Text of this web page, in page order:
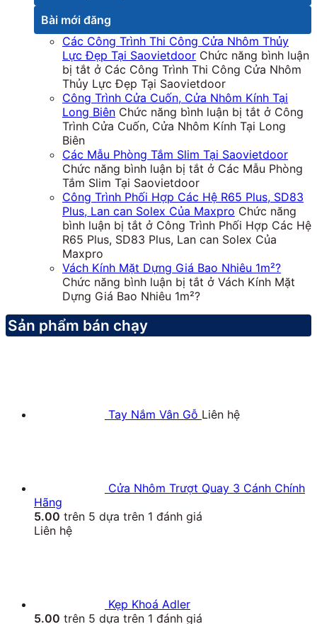
Bài mới đăng
Các Công Trình Thi Công Cửa Nhôm Thủy
Lực Đẹp Tại Saovietdoor Chức năng bình luận
bị tắt ở Các Công Trình Thi Công Cửa Nhôm
Thủy Lực Đẹp Tại Saovietdoor
Công Trình Cửa Cuốn, Cửa Nhôm Kính Tại
Long Biên Chức năng bình luận bị tắt ở Công
Trình Cửa Cuốn, Cửa Nhôm Kính Tại Long
Biên
Các Mẫu Phòng Tắm Slim Tại Saovietdoor
Chức năng bình luận bị tắt ở Các Mẫu Phòng
Tắm Slim Tại Saovietdoor
Công Trình Phối Hợp Các Hệ R65 Plus, SD83
Plus, Lan can Solex Của Maxpro Chức năng
bình luận bị tắt ở Công Trình Phối Hợp Các Hệ
R65 Plus, SD83 Plus, Lan can Solex Của
Maxpro
Vách Kính Mặt Dựng Giá Bao Nhiêu 1m²?
Chức năng bình luận bị tắt ở Vách Kính Mặt
Dựng Giá Bao Nhiêu 1m²?
Sản phẩm bán chạy
Tay Nắm Vân Gỗ Liên hệ
Cửa Nhôm Trượt Quay 3 Cánh Chính
Hãng
5.00 trên 5 dựa trên 1 đánh giá
Liên hệ
Kẹp Khoá Adler
5.00 trên 5 dựa trên 1 đánh giá